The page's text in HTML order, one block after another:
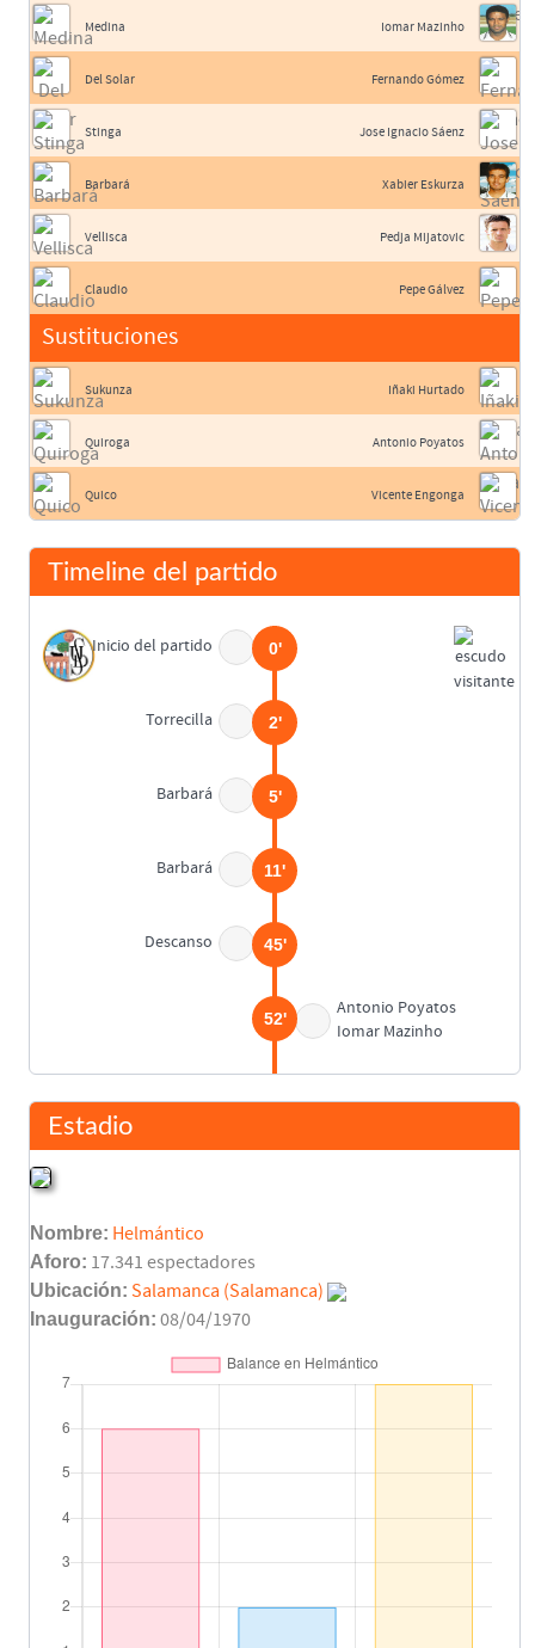
Medina
Del Solar
Stinga
Barbará
Vellisca
Claudio
Sustituciones
Sukunza
Quiroga
Quico
Iomar Mazinho
Fernando Gómez
Jose Ignacio Sáenz
Xabier Eskurza
Pedja Mijatovic
Pepe Gálvez
Iñaki Hurtado
Antonio Poyatos
Vicente Engonga
Timeline del partido
Inicio del partido 0'
Torrecilla 2'
Barbará 5'
Barbará 11'
Descanso 45'
Antonio Poyatos
Iomar Mazinho
52'
Medina
Sukunza
Medina
Vicente Engonga
Patxi Ferreira
67'
Estadio
Nombre: Helmántico
Aforo: 17.341 espectadores
Ubicación: Salamanca (Salamanca)
Inauguración: 08/04/1970